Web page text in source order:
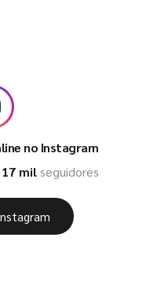
no Instagram
17 milseguidores